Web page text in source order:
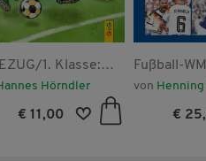
1. Klasse:
Bälle! Anpfiff!
Hörndler
€ 11,00
Fußball-
von
€